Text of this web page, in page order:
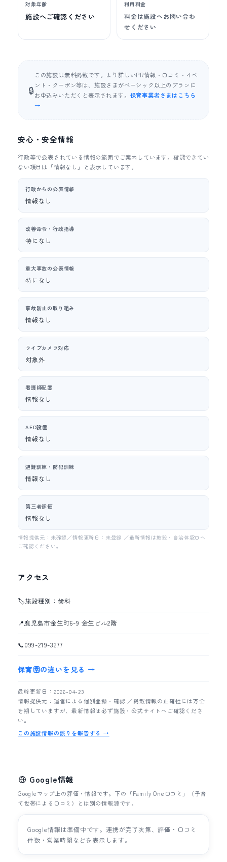
対象年齢
施設へご確認ください
利用料金
料金は施設へお問い合わ
せください
🔒
この施設は無料掲載です。より詳しいPR情報・口コミ・イベ
ント・クーポン等は、施設さまがベーシック以上のプランに
お申込みいただくと表示されます。 保育事業者さまはこちら
→
安心・安全情報
行政等で公表されている情報の範囲でご案内しています。確認できてい
ない項目は「情報なし」と表示しています。
行政からの公表情報
情報なし
改善命令・行政指導
特になし
重大事故の公表情報
特になし
事故防止の取り組み
情報なし
ライブカメラ対応
対象外
看護師配置
情報なし
AED設置
情報なし
避難訓練・防犯訓練
情報なし
第三者評価
情報なし
情報提供元：未確認／情報更新日：未登録 ／最新情報は施設・自治体窓口へ
ご確認ください。
アクセス
🏷️施設種別：歯科
📍鹿児島市金生町6-9 金生ビル2階
📞099-219-3277
保育園の違いを見る →
最終更新日：2026-04-23
情報提供元：運営による個別登録・確認 ／掲載情報の正確性には万全
を期していますが、最新情報は必ず施設・公式サイトへご確認くださ
い。
この施設情報の誤りを報告する →
Google情報
Googleマップ上の評価・情報です。下の「Family One口コミ」（子育
て世帯による口コミ）とは別の情報源です。
Google情報は準備中です。連携が完了次第、評価・口コミ
件数・営業時間などを表示します。